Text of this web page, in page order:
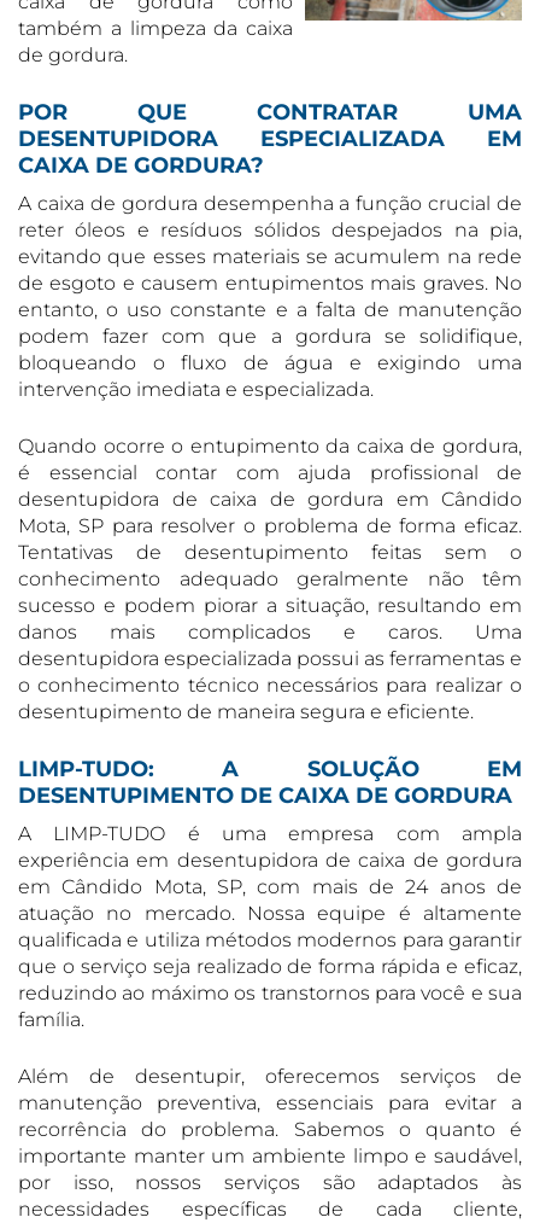
também a limpeza da caixa
de gordura.
POR QUE CONTRATAR UMA
DESENTUPIDORA ESPECIALIZADA EM
CAIXA DE GORDURA?
A caixa de gordura desempenha a função crucial de
reter óleos e resíduos sólidos despejados na pia,
evitando que esses materiais se acumulem na rede
de esgoto e causem entupimentos mais graves. No
entanto, o uso constante e a falta de manutenção
podem fazer com que a gordura se solidifique,
bloqueando o fluxo de água e exigindo uma
intervenção imediata e especializada.
Quando ocorre o entupimento da caixa de gordura,
é essencial contar com ajuda profissional de
desentupidora de caixa de gordura em Cândido
Mota, SP para resolver o problema de forma eficaz.
Tentativas de desentupimento feitas sem o
conhecimento adequado geralmente não têm
sucesso e podem piorar a situação, resultando em
danos mais complicados e caros. Uma
desentupidora especializada possui as ferramentas e
o conhecimento técnico necessários para realizar o
desentupimento de maneira segura e eficiente.
LIMP-TUDO: A SOLUÇÃO EM
DESENTUPIMENTO DE CAIXA DE GORDURA
A LIMP-TUDO é uma empresa com ampla
experiência em desentupidora de caixa de gordura
em Cândido Mota, SP, com mais de 24 anos de
atuação no mercado. Nossa equipe é altamente
qualificada e utiliza métodos modernos para garantir
que o serviço seja realizado de forma rápida e eficaz,
reduzindo ao máximo os transtornos para você e sua
família.
Além de desentupir, oferecemos serviços de
manutenção preventiva, essenciais para evitar a
recorrência do problema. Sabemos o quanto é
importante manter um ambiente limpo e saudável,
por isso, nossos serviços são adaptados às
necessidades específicas de cada cliente,